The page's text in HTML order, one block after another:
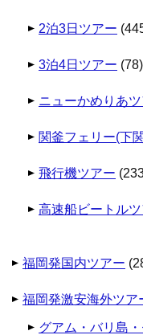
2泊3日ツアー
3泊4日ツアー (78)
ニューかめりあ
関釜フェリー(下
飛行機ツアー
高速船ビートル
福岡発国内ツアー
福岡発激安海外ツア
グアム・バリ島